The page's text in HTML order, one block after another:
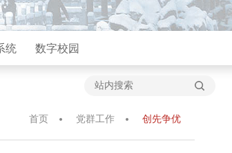
统 数字校园
首页 党群工作 创先争优